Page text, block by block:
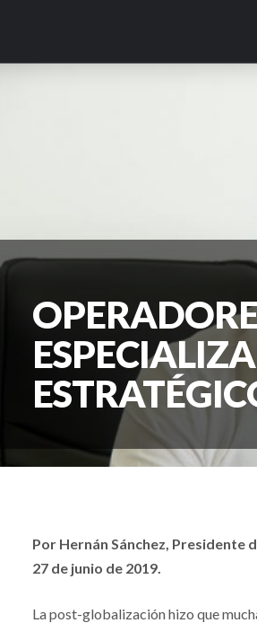
Por Hernán Sánchez, Presidente
27 de junio de 2019.
La post-globalización hizo que